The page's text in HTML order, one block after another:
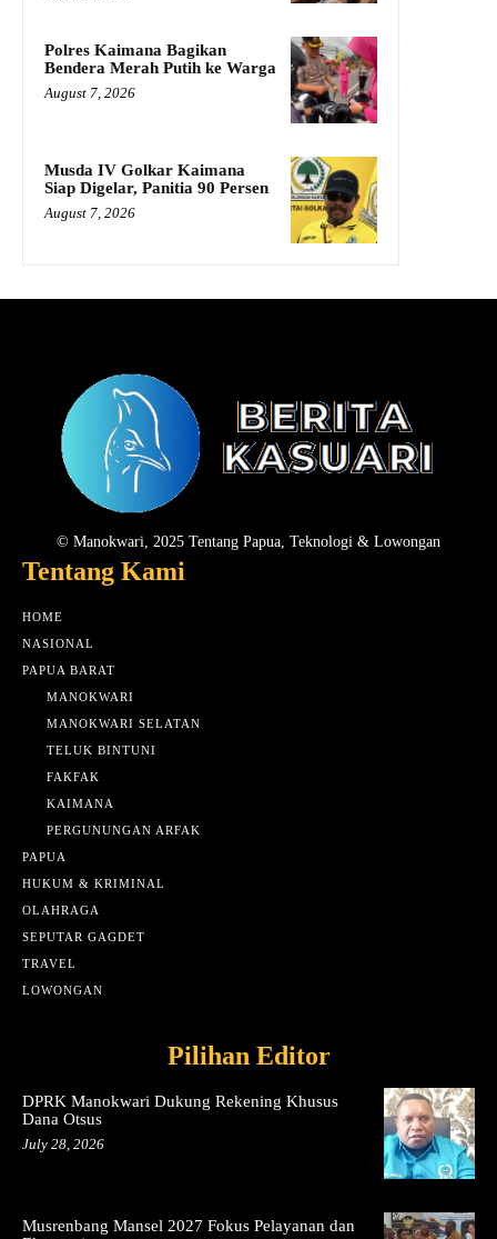
Polres Kaimana Bagikan
Bendera Merah Putih ke Warga
August 7, 2026
Musda IV Golkar Kaimana
Siap Digelar, Panitia 90 Persen
August 7, 2026
© Manokwari, 2025 Tentang Papua, Teknologi & Lowongan
Tentang Kami
HOME
NASIONAL
PAPUA BARAT
MANOKWARI
MANOKWARI SELATAN
TELUK BINTUNI
FAKFAK
KAIMANA
PERGUNUNGAN ARFAK
PAPUA
HUKUM & KRIMINAL
OLAHRAGA
SEPUTAR GAGDET
TRAVEL
LOWONGAN
Pilihan Editor
DPRK Manokwari Dukung Rekening Khusus
Dana Otsus
July 28, 2026
Musrenbang Mansel 2027 Fokus Pelayanan dan